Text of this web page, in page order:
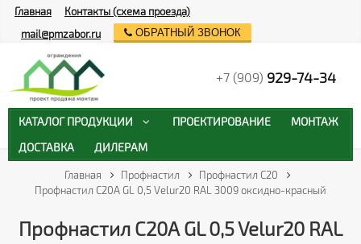
Главная Профнастил
Профнастил С20
Профнастил С20А GL 0,5 Velur20 RAL 3009 оксидно-красный
Профнастил С20А GL 0,5 Velur20 RAL
Главная
Контакты (схема проезда)
mail@pmzabor.ru
ОБРАТНЫЙ ЗВОНОК
+7 (909) 929-74-34
КАТАЛОГ ПРОДУКЦИИ ПРОЕКТИРОВАНИЕ
МОНТАЖ
ДОСТАВКА
ДИЛЕРАМ